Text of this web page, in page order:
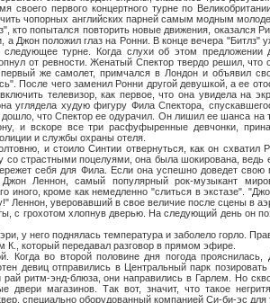
первого концертного турне по
чопорных английских парней самым модным
кто попытался повторить новые движения, оказался
Джон положил глаз на Ронни. В конце вечера "Битлз"
турне. Когда слухи об этом предложении
от ревности. Женатый Спектор твердо решил, что
же самолет, примчался в Лондон и объявил
После чего заменил Ронни другой девушкой, а ее
телевизор, как первое, что она увидела на
углядела худую фигуру Фила Спектора,
что Спектор ее одурачил. Он лишил ее шанса на
и вскоре все три расфуфыренные девчонки,
и службы охраны отеля.
и стоило Синтии отвернуться, как он схватил
страстными поцелуями, она была шокирована, ведь
себя для Фила. Если она успешно доведет свою
Леннон, самый популярный рок-музыкант
иного, кроме как немедленно "слиться в экстазе".
Леннон, уверовавший в свое величие после сцены в
с грохотом хлопнув дверью. На следующий день он
него поднялась температура и заболело горло.
который передавал разговор в прямом эфире.
во второй половине дня погода прояснилась,
девиц отправились в Центральный парк
ритм-энд-блюза, они направились в Гарлем. Но
двери магазинов. Так вот, значит, что такое
специально оборудованный компанией Си-би-эс